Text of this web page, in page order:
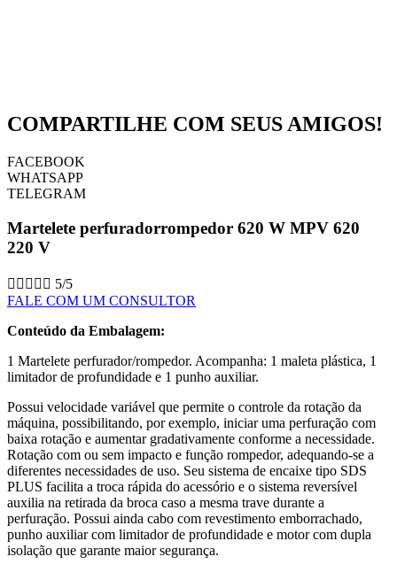
COMPARTILHE COM SEUS AMIGOS!
FACEBOOK
WHATSAPP
TELEGRAM
Martelete perfuradorrompedor 620 W MPV 620
220 V
     5/5
FALE COM UM CONSULTOR
Conteúdo da Embalagem:
1 Martelete perfurador/rompedor. Acompanha: 1 maleta plástica, 1
limitador de profundidade e 1 punho auxiliar.
Possui velocidade variável que permite o controle da rotação da
máquina, possibilitando, por exemplo, iniciar uma perfuração com
baixa rotação e aumentar gradativamente conforme a necessidade.
Rotação com ou sem impacto e função rompedor, adequando-se a
diferentes necessidades de uso. Seu sistema de encaixe tipo SDS
PLUS facilita a troca rápida do acessório e o sistema reversível
auxilia na retirada da broca caso a mesma trave durante a
perfuração. Possui ainda cabo com revestimento emborrachado,
punho auxiliar com limitador de profundidade e motor com dupla
isolação que garante maior segurança.